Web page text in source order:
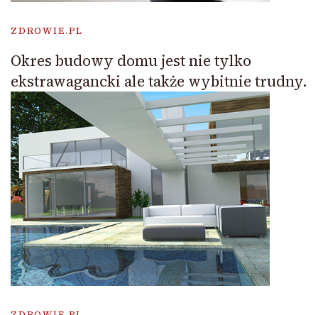
ZDROWIE.PL
Okres budowy domu jest nie tylko
ekstrawagancki ale także wybitnie trudny.